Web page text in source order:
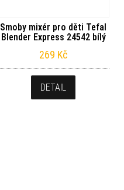
Smoby mixér pro děti Tefal
Blender Express 24542 bílý
269 Kč
DETAIL